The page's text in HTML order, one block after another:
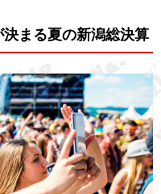
まる夏の新潟総決算